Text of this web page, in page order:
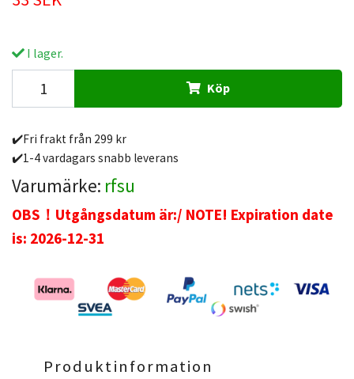
I lager.
Köp
✔️Fri frakt från 299 kr
✔️1-4 vardagars snabb leverans
Varumärke: rfsu
OBS！Utgångsdatum är:/ NOTE! Expiration date
is: 2026-12-31
Produktinformation